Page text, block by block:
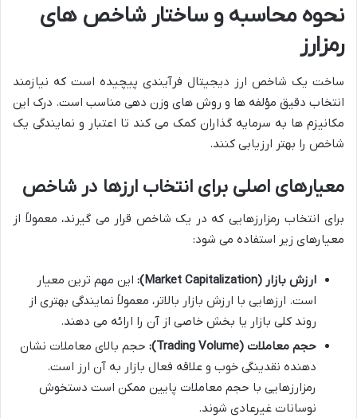
نحوه محاسبه و ساختار شاخص های
رمزارز
ساخت یک شاخص ارز دیجیتال فرآیندی پیچیده است که نیازمند
انتخاب دقیق مؤلفه ها و روش های وزن دهی مناسب است. درک این
مکانیزم ها به سرمایه گذاران کمک می کند تا اعتبار و نمایندگی یک
شاخص را بهتر ارزیابی کنند.
معیارهای اصلی برای انتخاب ارزها در شاخص
برای انتخاب رمزارزهایی که در یک شاخص قرار می گیرند، معمولاً از
معیارهای زیر استفاده می شود:
ارزش بازار (Market Capitalization):
این مهم ترین معیار
است. ارزهایی با ارزش بازار بالاتر، معمولاً نمایندگی بهتری از
روند کلی بازار یا بخش خاصی از آن را ارائه می دهند.
حجم معاملات (Trading Volume):
حجم بالای معاملات نشان
دهنده نقدینگی خوب و علاقه فعال بازار به آن ارز است.
رمزارزهایی با حجم معاملات پایین ممکن است دستخوش
نوسانات غیرعادی شوند.